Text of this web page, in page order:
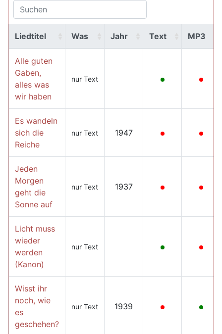
Liedtitel Was Jahr Text MP3
Alle guten
Gaben,
alles was
wir haben
nur Text
Es wandeln
sich die
Reiche
nur Text 1947
Jeden
Morgen
geht die
Sonne auf
nur Text 1937
Licht muss
wieder
werden
(Kanon)
nur Text
Wisst ihr
noch, wie
es
geschehen?
nur Text 1939